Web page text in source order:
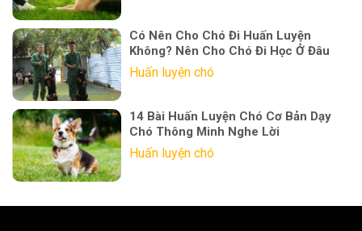
Có Nên Cho Chó Đi Huấn Luyện
Không? Nên Cho Chó Đi Học Ở Đâu
Huấn luyện chó
14 Bài Huấn Luyện Chó Cơ Bản Dạy
Chó Thông Minh Nghe Lời
Huấn luyện chó